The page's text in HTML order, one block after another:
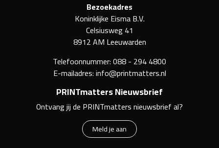
Bezoekadres
Koninklijke Eisma B.V.
Celsiusweg 41
8912 AM Leeuwarden
Telefoonnummer:088 - 294 4800
E-mailadres:info@printmatters.nl
PRINTmatters Nieuwsbrief
Ontvang jij de PRINTmatters nieuwsbrief al?
Meld je aan